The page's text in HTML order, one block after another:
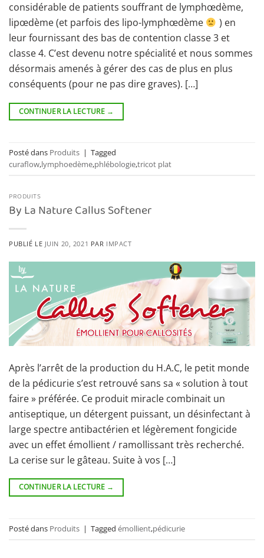
considérable de patients souffrant de lymphœdème,
lipœdème (et parfois des lipo-lymphœdème
) en
leur fournissant des bas de contention classe 3 et
classe 4. C’est devenu notre spécialité et nous sommes
désormais amenés à gérer des cas de plus en plus
conséquents (pour ne pas dire graves). […]
CONTINUER LA LECTURE →
Posté dans Produits | Tagged
curaflow,lymphoedème,phlébologie,tricot plat
PRODUITS
By La Nature Callus Softener
PUBLIÉ LE JUIN 20, 2021 PAR IMPACT
Après l’arrêt de la production du H.A.C, le petit monde
de la pédicurie s’est retrouvé sans sa « solution à tout
faire » préférée. Ce produit miracle combinait un
antiseptique, un détergent puissant, un désinfectant à
large spectre antibactérien et légèrement fongicide
avec un effet émollient / ramollissant très recherché.
La cerise sur le gâteau. Suite à vos […]
CONTINUER LA LECTURE →
Posté dans Produits | Tagged émollient,pédicurie